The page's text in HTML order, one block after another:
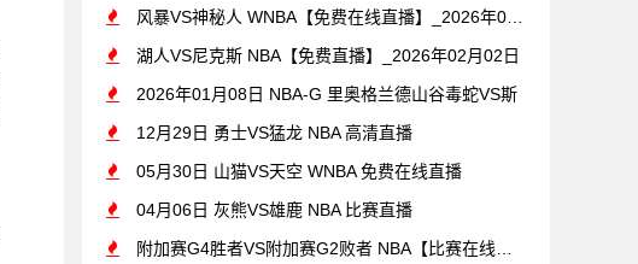
风暴VS神秘人 WNBA【免费在线直播】_2026年07月1
湖人VS尼克斯 NBA【免费直播】_2026年02月02日
2026年01月08日 NBA-G 里奥格兰德山谷毒蛇VS斯
12月29日 勇士VS猛龙 NBA 高清直播
05月30日 山猫VS天空 WNBA 免费在线直播
04月06日 灰熊VS雄鹿 NBA 比赛直播
附加赛G4胜者VS附加赛G2败者 NBA【比赛在线观看】_2